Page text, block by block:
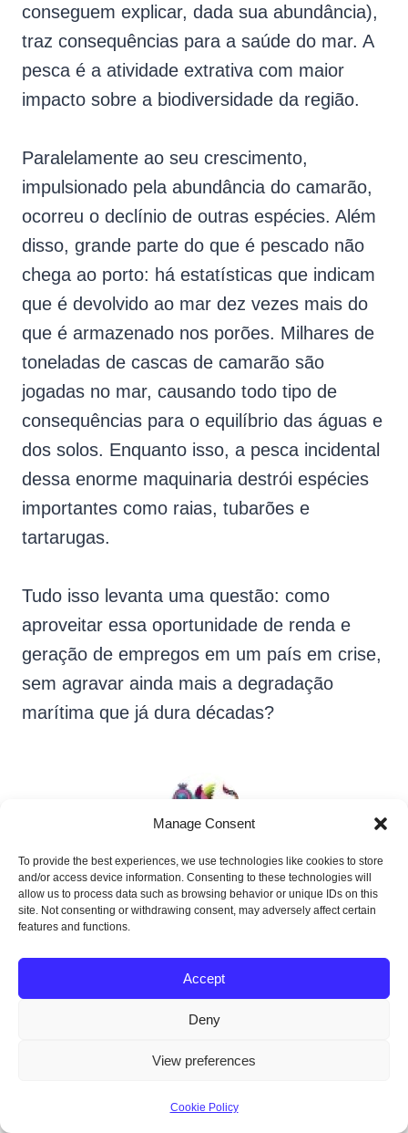
Manage Consent
To provide the best experiences, we use technologies like cookies to store
and/or access device information. Consenting to these technologies will
allow us to process data such as browsing behavior or unique IDs on this
site. Not consenting or withdrawing consent, may adversely affect certain
features and functions.
Accept
Deny
View preferences
Cookie Policy
conseguem explicar, dada sua abundância),
traz consequências para a saúde do mar. A
pesca é a atividade extrativa com maior
impacto sobre a biodiversidade da região.
Paralelamente ao seu crescimento,
impulsionado pela abundância do camarão,
ocorreu o declínio de outras espécies. Além
disso, grande parte do que é pescado não
chega ao porto: há estatísticas que indicam
que é devolvido ao mar dez vezes mais do
que é armazenado nos porões. Milhares de
toneladas de cascas de camarão são
jogadas no mar, causando todo tipo de
consequências para o equilíbrio das águas e
dos solos. Enquanto isso, a pesca incidental
dessa enorme maquinaria destrói espécies
importantes como raias, tubarões e
tartarugas.
Tudo isso levanta uma questão: como
aproveitar essa oportunidade de renda e
geração de empregos em um país em crise,
sem agravar ainda mais a degradação
marítima que já dura décadas?
Sofia López Mañan
Kadence WP